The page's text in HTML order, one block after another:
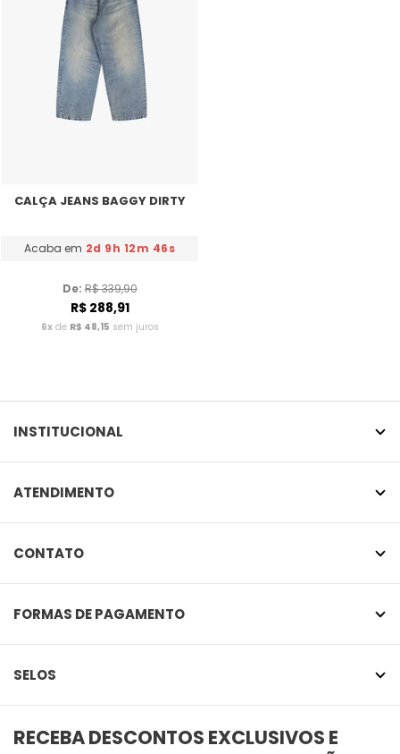
CALÇA JEANS BAGGY DIRTY
Acaba em 2d 9h 12m 46s
De: R$ 339,90
R$ 288,91
6xde R$ 48,15 sem juros
INSTITUCIONAL
ATENDIMENTO
CONTATO
FORMAS DE PAGAMENTO
SELOS